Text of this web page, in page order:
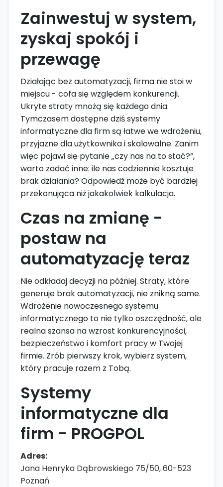
Zainwestuj w system,
zyskaj spokój i
przewagę
Działając bez automatyzacji, firma nie stoi w
miejscu - cofa się względem konkurencji.
Ukryte straty mnożą się każdego dnia.
Tymczasem dostępne dziś systemy
informatyczne dla firm są łatwe we wdrożeniu,
przyjazne dla użytkownika i skalowalne. Zanim
więc pojawi się pytanie „czy nas na to stać?”,
warto zadać inne: ile nas codziennie kosztuje
brak działania? Odpowiedź może być bardziej
przekonująca niż jakakolwiek kalkulacja.
Czas na zmianę -
postaw na
automatyzację teraz
Nie odkładaj decyzji na później. Straty, które
generuje brak automatyzacji, nie znikną same.
Wdrożenie nowoczesnego systemu
informatycznego to nie tylko oszczędność, ale
realna szansa na wzrost konkurencyjności,
bezpieczeństwo i komfort pracy w Twojej
firmie. Zrób pierwszy krok, wybierz system,
który pracuje razem z Tobą.
Systemy
informatyczne dla
firm - PROGPOL
Adres:
Jana Henryka Dąbrowskiego 75/50, 60-523
Poznań